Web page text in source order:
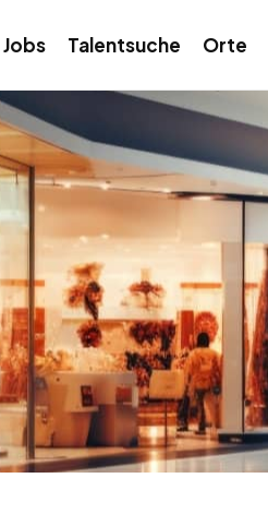
Jobs Talentsuche Orte